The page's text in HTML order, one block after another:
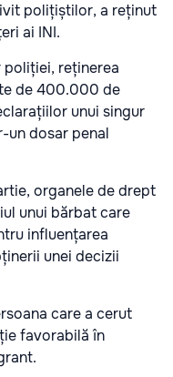
polițiștilor, a reținut
ai INI.
reținerea
de 400.000 de
unui singur
un dosar penal
organele de drept
unui bărbat care
influențarea
unei decizii
care a cerut
favorabilă în